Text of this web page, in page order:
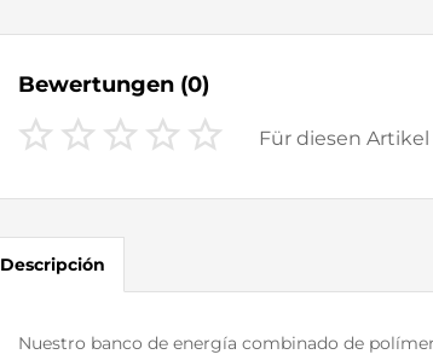
Bewertungen (0)
Für diesen
Descripción
Nuestro banco de energía combinado de